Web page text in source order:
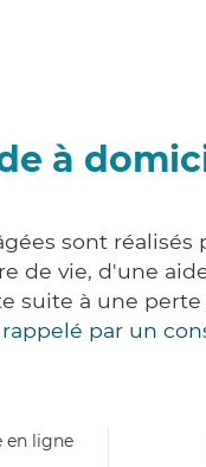
à
sont
de vie, d'une
suite à une
rappelé par un